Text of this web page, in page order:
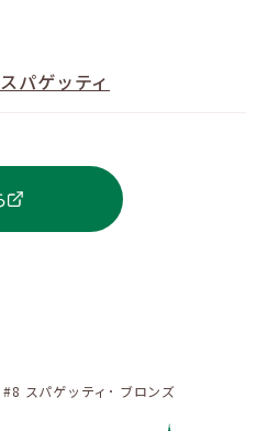
パゲッティ
#8 スパゲッティ･ ブロンズ